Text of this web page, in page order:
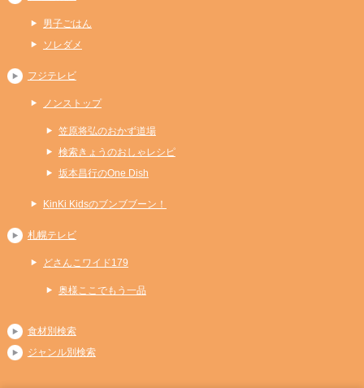
男子ごはん
ソレダメ
フジテレビ
ノンストップ
笠原将弘のおかず道場
検索きょうのおしゃレシピ
坂本昌行のOne Dish
KinKi Kidsのブンブブーン！
札幌テレビ
どさんこワイド179
奥様ここでもう一品
食材別検索
ジャンル別検索